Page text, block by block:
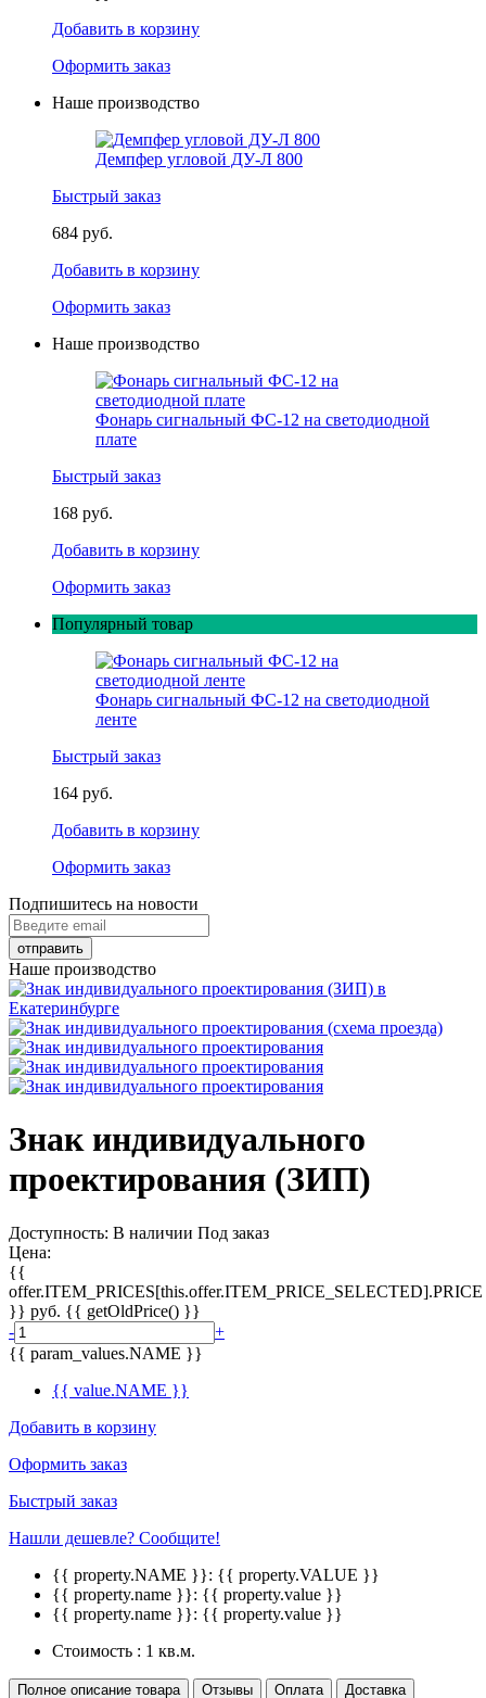
Добавить в корзину
Оформить заказ
Наше производство
Демпфер угловой ДУ-Л 800
Быстрый заказ
684 руб.
Добавить в корзину
Оформить заказ
Наше производство
Фонарь сигнальный ФС-12 на светодиодной
плате
Быстрый заказ
168 руб.
Добавить в корзину
Оформить заказ
Популярный товар
Фонарь сигнальный ФС-12 на светодиодной
ленте
Быстрый заказ
164 руб.
Добавить в корзину
Оформить заказ
Подпишитесь на новости
Наше производство
Знак индивидуального
проектирования (ЗИП)
Доступность: В наличии Под заказ
Цена:
{{
offer.ITEM_PRICES[this.offer.ITEM_PRICE_SELECTED].PRICE
}} руб. {{ getOldPrice() }}
-
+
{{ param_values.NAME }}
{{ value.NAME }}
Добавить в корзину
Оформить заказ
Быстрый заказ
Нашли дешевле? Сообщите!
{{ property.NAME }}: {{ property.VALUE }}
{{ property.name }}: {{ property.value }}
{{ property.name }}: {{ property.value }}
Стоимость : 1 кв.м.
Полное описание товара Отзывы Оплата
Доставка